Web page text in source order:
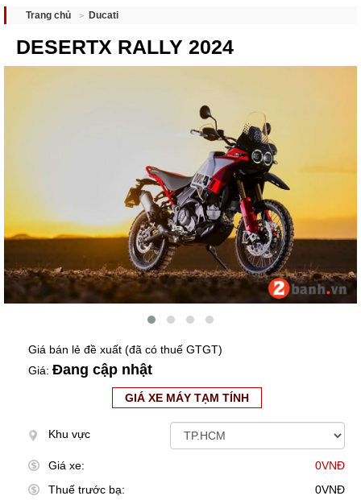
Trang chủ Ducati
DESERTX RALLY 2024
Giá bán lẻ đề xuất (đã có thuế GTGT)
Giá: Đang cập nhật
GIÁ XE MÁY TẠM TÍNH
Khu vực
Giá xe:
0VNĐ
Thuế trước bạ:
0VNĐ